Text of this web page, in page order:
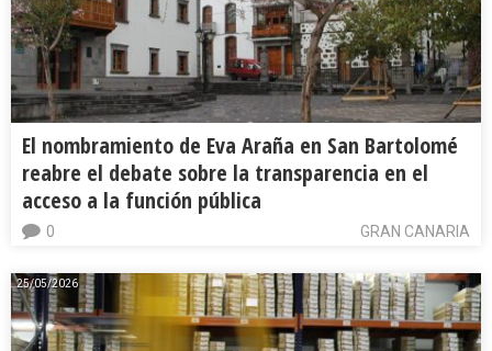
El nombramiento de Eva Araña en San Bartolomé
reabre el debate sobre la transparencia en el
acceso a la función pública
GRAN CANARIA
0
25/05/2026